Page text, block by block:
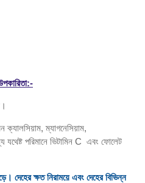
ক্যালসিয়াম, ম্যাগনেসিয়াম,
পরিমানে ভিটামিন C এবং ফোলেট
দেহের ক্ষত নিরাময়ে এবং দেহের বিভিন্ন